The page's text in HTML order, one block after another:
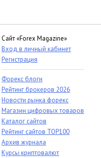
Сайт «Forex Magazine»
Вход в личный кабинет
Регистрация
Форекс блоги
Рейтинг брокеров 2026
Новости рынка форекс
Магазин цифровых товаров
Каталог сайтов
Рейтинг сайтов TOP100
Архив журнала
Курсы криптовалют